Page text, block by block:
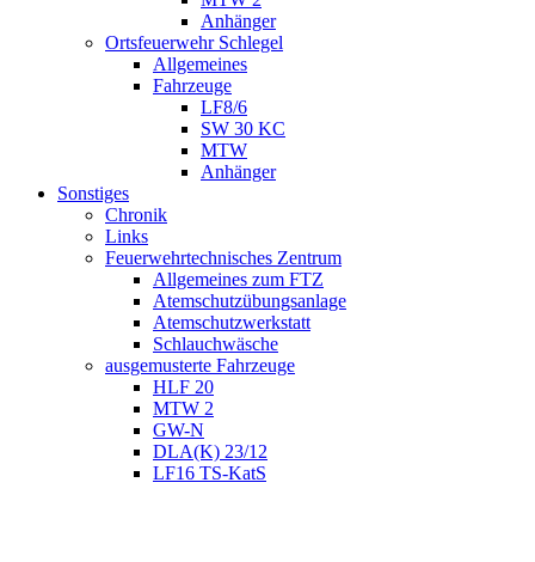
Anhänger
Ortsfeuerwehr Schlegel
Allgemeines
Fahrzeuge
LF8/6
SW 30 KC
MTW
Anhänger
Sonstiges
Chronik
Links
Feuerwehrtechnisches Zentrum
Allgemeines zum FTZ
Atemschutzübungsanlage
Atemschutzwerkstatt
Schlauchwäsche
ausgemusterte Fahrzeuge
HLF 20
MTW 2
GW-N
DLA(K) 23/12
LF16 TS-KatS